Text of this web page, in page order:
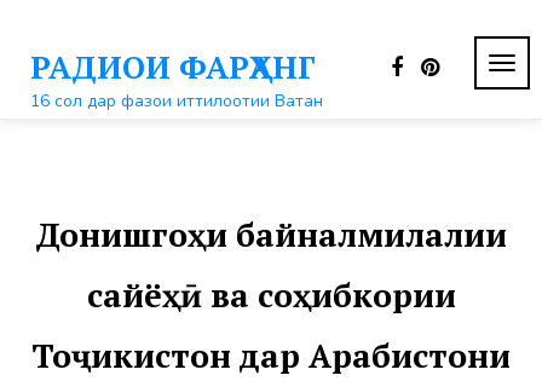
контентуРАДИОИ ФАРҲАНГ
16 сол дар фазои иттилоотии Ватан
Донишгоҳи байналмилалии
сайёҳӣ ва соҳибкории
Тоҷикистон дар Арабистони